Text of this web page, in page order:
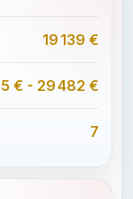
19 139 €
€ - 29 482 €
7